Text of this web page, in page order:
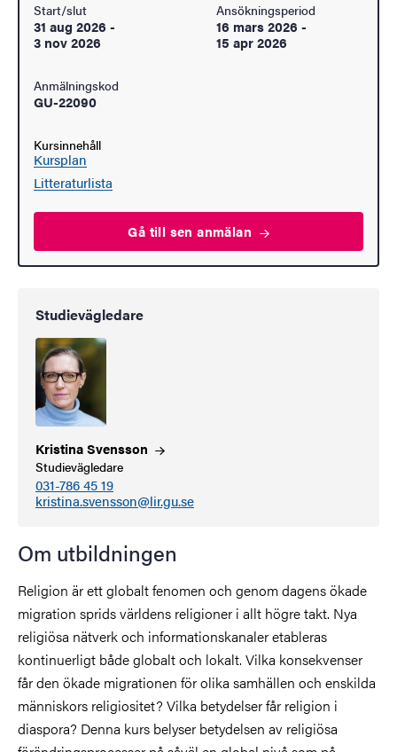
Start/slut
31 aug 2026 -
3 nov 2026
Ansökningsperiod
16 mars 2026 -
15 apr 2026
Anmälningskod
GU-22090
Kursinnehåll
Kursplan
Litteraturlista
Gå till senanmälan
Studievägledare
KristinaSvensson
Studievägledare
031-786 45 19
kristina.svensson@lir.gu.se
Om utbildningen
Religion är ett globalt fenomen och genom dagens ökade
migration sprids världens religioner i allt högre takt. Nya
religiösa nätverk och informationskanaler etableras
kontinuerligt både globalt och lokalt. Vilka konsekvenser
får den ökade migrationen för olika samhällen och enskilda
människors religiositet? Vilka betydelser får religion i
diaspora? Denna kurs belyser betydelsen av religiösa